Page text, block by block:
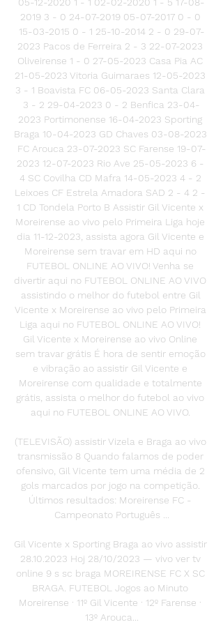
2019 3 - 0 24-07-2019 05-07-2017 0 - 0
15-03-2015 0 - 1 25-10-2014 2 - 0 29-07-
2023 Pacos de Ferreira 2 - 3 22-07-2023
Oliveirense 1 - 0 27-05-2023 Casa Pia AC
21-05-2023 Vitoria Guimaraes 12-05-2023
3 - 1 Boavista FC 06-05-2023 Santa Clara
3 - 2 29-04-2023 0 - 2 Benfica 23-04-
2023 Portimonense 16-04-2023 Sporting
Braga 10-04-2023 GD Chaves 03-08-2023
FC Arouca 23-07-2023 SC Farense 19-07-
2023 12-07-2023 Rio Ave 25-05-2023 6 -
4 SC Covilha CD Mafra 14-05-2023 4 - 2
Leixoes CF Estrela Amadora SAD 2 - 4 2 -
1 CD Tondela Porto B Assistir Gil Vicente x
Moreirense ao vivo pelo Primeira Liga hoje
dia 11-12-2023, assista agora Gil Vicente e
Moreirense sem travar em HD aqui no
FUTEBOL ONLINE AO VIVO! Venha se
divertir aqui no FUTEBOL ONLINE AO VIVO
assistindo o melhor do futebol entre Gil
Vicente x Moreirense ao vivo pelo Primeira
Liga aqui no FUTEBOL ONLINE AO VIVO!
Gil Vicente x Moreirense ao vivo Online
sem travar grátis É hora de sentir emoção
e vibração ao assistir Gil Vicente e
Moreirense com qualidade e totalmente
grátis, assista o melhor do futebol ao vivo
aqui no FUTEBOL ONLINE AO VIVO.
(TELEVISÃO) assistir Vizela e Braga ao vivo
transmissão 8 Quando falamos de poder
ofensivo, Gil Vicente tem uma média de 2
gols marcados por jogo na competição.
Últimos resultados: Moreirense FC -
Campeonato Português ...
Gil Vicente x Sporting Braga ao vivo assistir
28.10.2023 Hoj 28/10/2023 — vivo ver tv
online 9 s sc braga MOREIRENSE FC X SC
BRAGA. FUTEBOL Jogos ao Minuto
Moreirense · 11º Gil Vicente · 12º Farense ·
13º Arouca...